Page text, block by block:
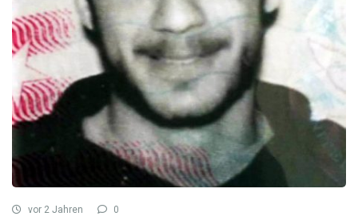
vor 2 Jahren 0